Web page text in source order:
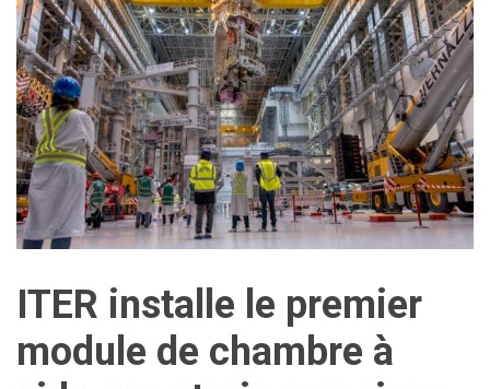
ITER installe le premier
module de chambre à